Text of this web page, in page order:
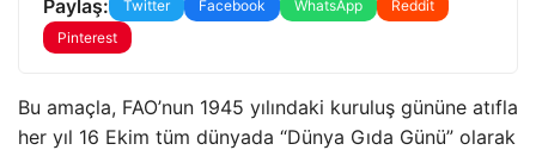
Paylaş: Twitter Facebook WhatsApp
Reddit
Pinterest
Bu amaçla, FAO’nun 1945 yılındaki kuruluş gününe atıfla
her yıl 16 Ekim tüm dünyada “Dünya Gıda Günü” olarak